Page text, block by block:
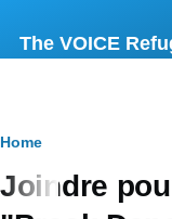
The VOICE
Breadcrumb
Home
Joindre